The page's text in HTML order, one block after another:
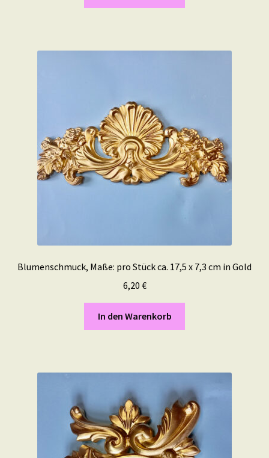
Blumenschmuck, Maße: pro Stück ca. 17,5 x 7,3 cm in Gold
6,20 €
In den Warenkorb